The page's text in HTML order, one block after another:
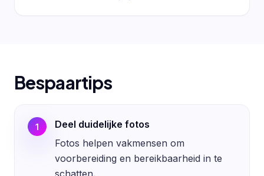
Bespaartips
1
Deel duidelijke fotos
Fotos helpen vakmensen om
voorbereiding en bereikbaarheid in te
schatten.